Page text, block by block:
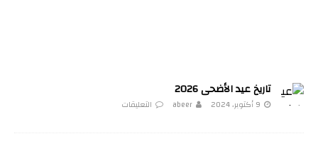
تاريخ عيد الأضحى 2026
9 أكتوبر، 2024 abeer التعليقات